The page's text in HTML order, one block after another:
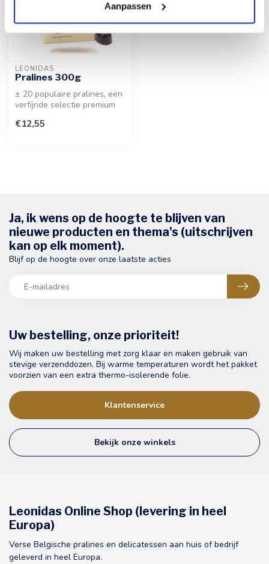
Aanpassen
LEONIDAS
Pralines 300g
± 20 populaire pralines, een
verfijnde selectie premium
€12,55
Uw bestelling, onze prioriteit!
Wij maken uw bestelling met zorg klaar en maken gebruik van
stevige verzenddozen. Bij warme temperaturen wordt het pakket
voorzien van een extra thermo-isolerende folie.
Klantenservice
Bekijk onze winkels
Ja, ik wens op de hoogte te blijven van
nieuwe producten en thema's (uitschrijven
kan op elk moment).
Blijf op de hoogte over onze laatste acties
Leonidas Online Shop (levering in heel
Europa)
Verse Belgische pralines en delicatessen aan huis of bedrijf
geleverd in heel Europa.